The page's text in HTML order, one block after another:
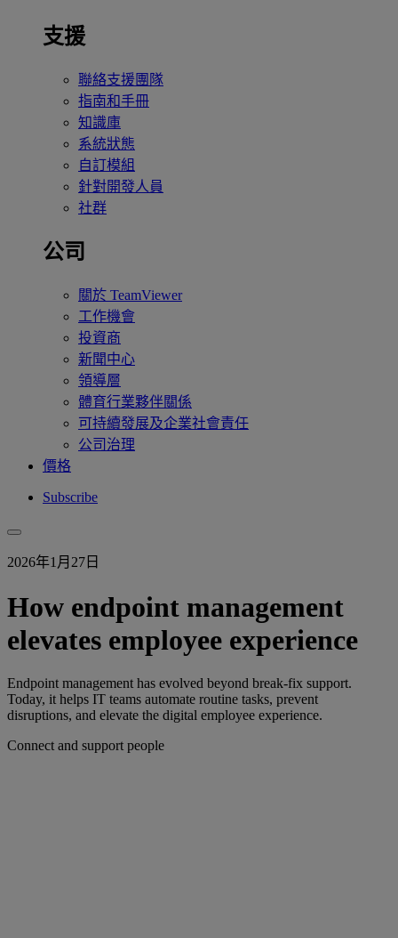
支援
聯絡支援團隊
指南和手冊
知識庫
系統狀態
自訂模組
針對開發人員
社群
公司
關於 TeamViewer
工作機會
投資商
新聞中心
領導層
體育行業夥伴關係
可持續發展及企業社會責任
公司治理
價格
Subscribe
2026年1月27日
How endpoint management
elevates employee experience
Endpoint management has evolved beyond break-fix support.
Today, it helps IT teams automate routine tasks, prevent
disruptions, and elevate the digital employee experience.
Connect and support people